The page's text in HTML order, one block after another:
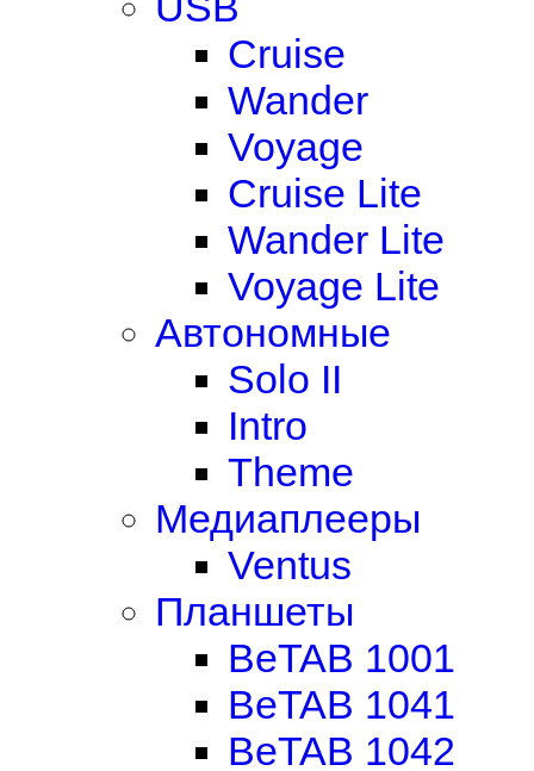
Cruise
Wander
Voyage
Cruise Lite
Wander Lite
Voyage Lite
Автономные
Solo II
Intro
Theme
Медиаплееры
Ventus
Планшеты
BeTAB 1001
BeTAB 1041
BeTAB 1042